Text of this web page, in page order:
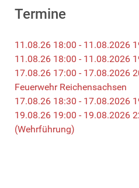
Termine
11.08.26 18:00 - 11.08.2026
11.08.26 18:00 - 11.08.2026
17.08.26 17:00 - 17.08.2026
Feuerwehr Reichensachsen
17.08.26 18:30 - 17.08.2026
19.08.26 19:00 - 19.08.2026
(Wehrführung)